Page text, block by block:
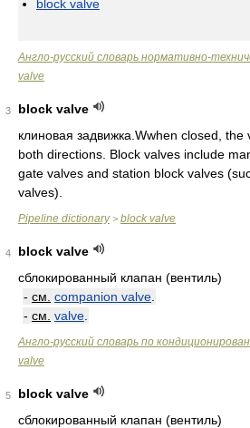
block valve
Англо-русский словарь нормативно-
valve
3
block valve
клиновая задвижка.Wwhen closed,
both directions. Block valves include
gate valves and station block valves
valves).
Pipeline dictionary> block valve
4
block valve
сблокированный клапан (вентиль)
- см. companion valve
- см. valve
Англо-русский словарь по
valve
5
block valve
сблокированный клапан (вентиль)